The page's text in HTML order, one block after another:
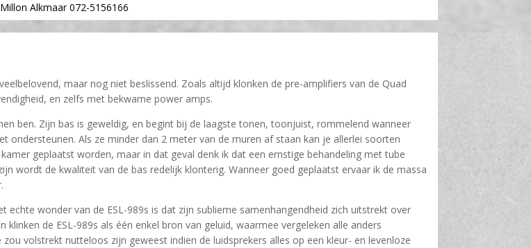
Millon Alkmaar 072-5156166
maar nog niet beslissend. Zoals altijd klonken de pre-amplifiers van de Quad
en zelfs met bekwame power amps.
ben. Zijn bas is geweldig, en begint bij de laagste tonen, toonjuist, rommelend wanneer
ondersteunen. Als ze minder dan 2 meter van de muren af staan kan je allerlei soorten
geplaatst worden, maar in dat geval denk ik dat een ernstige behandeling met tube
wordt de kwaliteit van de bas redelijk klonterig. Wanneer goed geplaatst ervaar ik de massa
echte wonder van de ESL-989s is dat zijn sublieme samenhangendheid zich uitstrekt over
de ESL-989s als één enkel bron van geluid, waarmee vergeleken alle anders
volstrekt nutteloos zijn geweest indien de luidsprekers alles op een kleur- en levenloze